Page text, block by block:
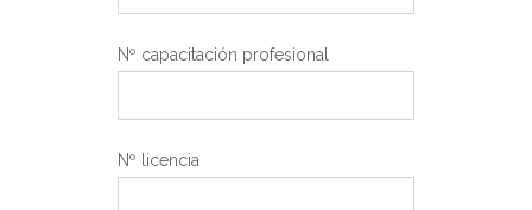
Nº capacitación profesional
Nº licencia